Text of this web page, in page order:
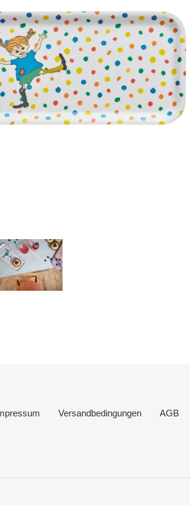
Versandbedingungen AGB